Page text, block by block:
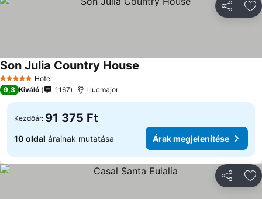
5 KategóriaHotel
Son Julia Country House
9,3 Kiváló 1167 Llucmajor
Kezdőár: 91 375 Ft
10 oldal árainak mutatása Árak megjelenítése